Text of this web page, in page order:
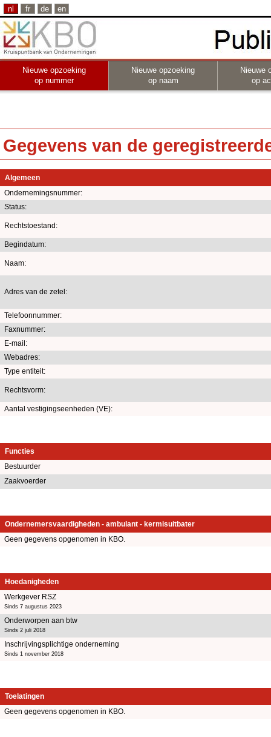
nl fr de en
Nieuwe opzoeking
op nummer
Nieuwe opzoeking
op naam
Nieuwe
op
Gegevens van de
Algemeen
Ondernemingsnummer:
Status:
Rechtstoestand:
Begindatum:
Naam:
Adres van de zetel:
Telefoonnummer:
Faxnummer:
E-mail:
Webadres:
Type entiteit:
Rechtsvorm:
Aantal vestigingseenheden (VE):
Functies
Bestuurder
Zaakvoerder
Ondernemersvaardigheden - ambulant - kermisuitbater
Geen gegevens opgenomen in KBO.
Hoedanigheden
Werkgever RSZ
Sinds 7 augustus 2023
Onderworpen aan btw
Sinds 2 juli 2018
Inschrijvingsplichtige onderneming
Sinds 1 november 2018
Toelatingen
Geen gegevens opgenomen in KBO.